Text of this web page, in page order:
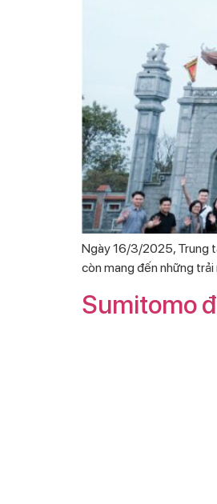
Ngày 16/3/2025, Trung
còn mang đến những
Sumitomo